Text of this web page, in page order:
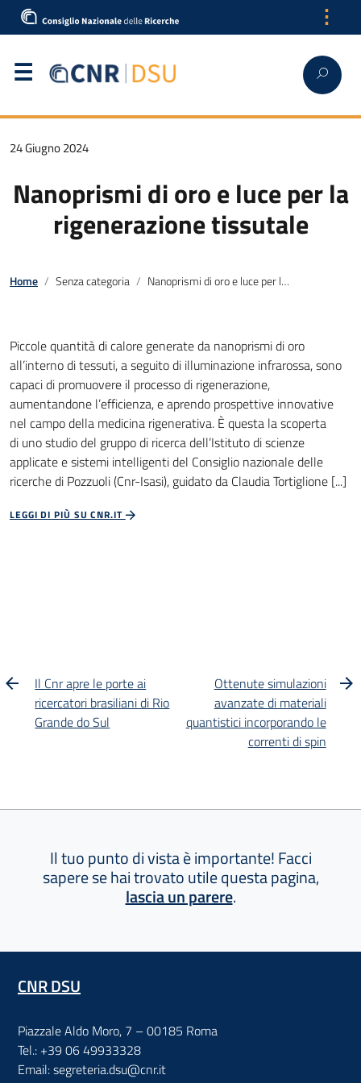
⋮
24 Giugno 2024
Nanoprismi di oro e luce per la
rigenerazione tissutale
Home Senza categoria Nanoprismi di oro e luce per la rigenerazione tissutale
Piccole quantità di calore generate da nanoprismi di oro
all’interno di tessuti, a seguito di illuminazione infrarossa, sono
capaci di promuovere il processo di rigenerazione,
aumentandone l’efficienza, e aprendo prospettive innovative
nel campo della medicina rigenerativa. È questa la scoperta
di uno studio del gruppo di ricerca dell’Istituto di scienze
applicate e sistemi intelligenti del Consiglio nazionale delle
ricerche di Pozzuoli (Cnr-Isasi), guidato da Claudia Tortiglione [...]
LEGGI DI PIÙ SU CNR.IT
Il Cnr apre le porte ai
ricercatori brasiliani di Rio
Grande do Sul
Ottenute simulazioni
avanzate di materiali
quantistici incorporando le
correnti di spin
Il tuo punto di vista è importante! Facci
sapere se hai trovato utile questa pagina,
lascia un parere.
CNR DSU
Piazzale Aldo Moro, 7 – 00185 Roma
Tel.: +39 06 49933328
Email: segreteria.dsu@cnr.it